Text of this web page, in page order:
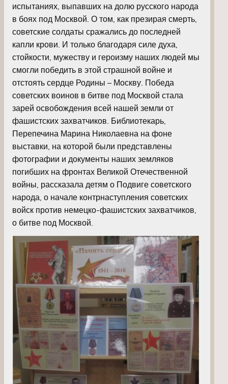
испытаниях, выпавших на долю русского народа
в боях под Москвой. О том, как презирая смерть,
советские солдаты сражались до последней
капли крови. И только благодаря силе духа,
стойкости, мужеству и героизму наших людей мы
смогли победить в этой страшной войне и
отстоять сердце Родины – Москву. Победа
советских воинов в битве под Москвой стала
зарей освобождения всей нашей земли от
фашистских захватчиков. Библиотекарь,
Перепечина Марина Николаевна на фоне
выставки, на которой были представлены
фотографии и документы наших земляков
погибших на фронтах Великой Отечественной
войны, рассказала детям о Подвиге советского
народа, о начале контрнаступления советских
войск против немецко-фашистских захватчиков,
о битве под Москвой.